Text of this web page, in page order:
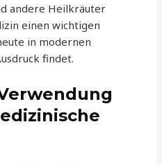
andere Heilkräuter
einen wichtigen
in modernen
findet.